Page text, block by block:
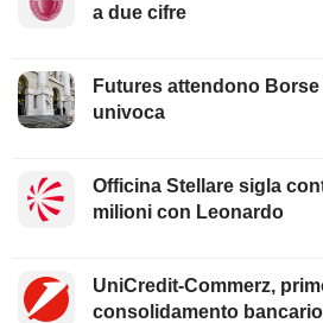
a due cifre
Futures attendono
univoca
Officina Stellare sigla
milioni con Leonardo
UniCredit-Commerz,
consolidamento